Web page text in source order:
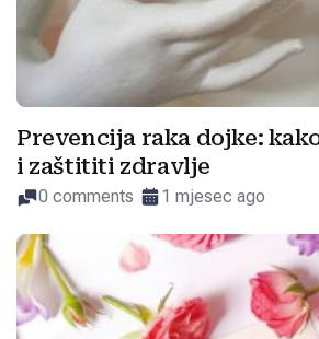
Prevencija raka dojke:
i zaštititi zdravlje
0 comments 1 mjesec ago